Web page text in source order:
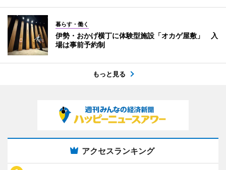
暮らす・働く
伊勢・おかげ横丁に体験型施設「オカゲ屋敷」 入
場は事前予約制
もっと見る
アクセスランキング